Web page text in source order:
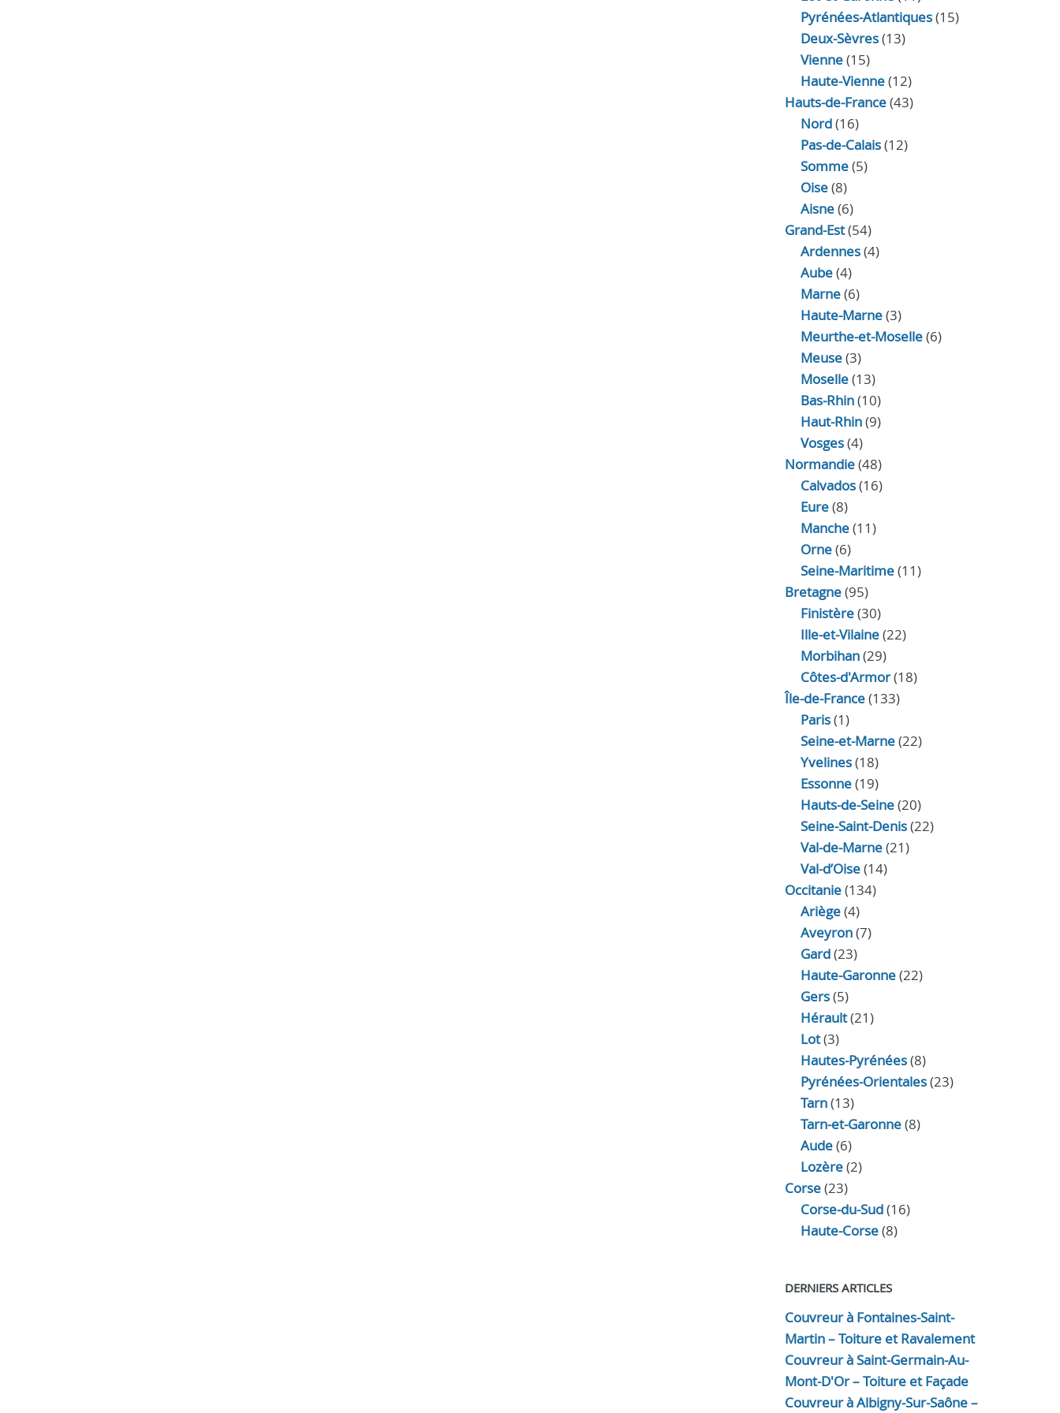
Pyrénées-Atlantiques(15)
Deux-Sèvres(13)
Vienne(15)
Haute-Vienne(12)
Hauts-de-France(43)
Nord(16)
Pas-de-Calais(12)
Somme(5)
Oise(8)
Aisne(6)
Grand-Est(54)
Ardennes(4)
Aube(4)
Marne(6)
Haute-Marne(3)
Meurthe-et-Moselle(6)
Meuse(3)
Moselle(13)
Bas-Rhin(10)
Haut-Rhin(9)
Vosges(4)
Normandie(48)
Calvados(16)
Eure(8)
Manche(11)
Orne(6)
Seine-Maritime(11)
Bretagne(95)
Finistère(30)
Ille-et-Vilaine(22)
Morbihan(29)
Côtes-d'Armor(18)
Île-de-France(133)
Paris(1)
Seine-et-Marne(22)
Yvelines(18)
Essonne(19)
Hauts-de-Seine(20)
Seine-Saint-Denis(22)
Val-de-Marne(21)
Val-d’Oise(14)
Occitanie(134)
Ariège(4)
Aveyron(7)
Gard(23)
Haute-Garonne(22)
Gers(5)
Hérault(21)
Lot(3)
Hautes-Pyrénées(8)
Pyrénées-Orientales(23)
Tarn(13)
Tarn-et-Garonne(8)
Aude(6)
Lozère(2)
Corse(23)
Corse-du-Sud(16)
Haute-Corse(8)
DERNIERS ARTICLES
Couvreur à Fontaines-Saint-
Martin – Toiture et Ravalement
Couvreur à Saint-Germain-Au-
Mont-D'Or – Toiture et Façade
Couvreur à Albigny-Sur-Saône –